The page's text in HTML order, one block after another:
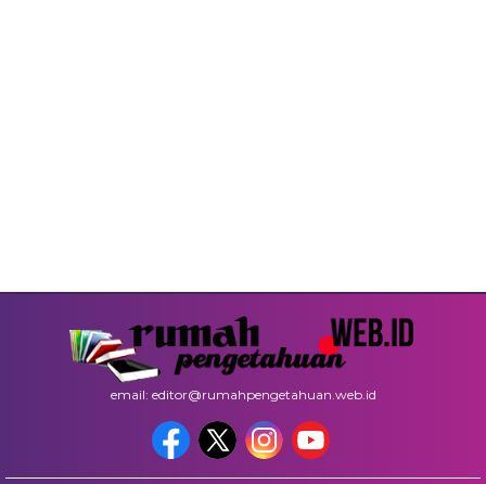
email: editor@rumahpengetahuan.web.id